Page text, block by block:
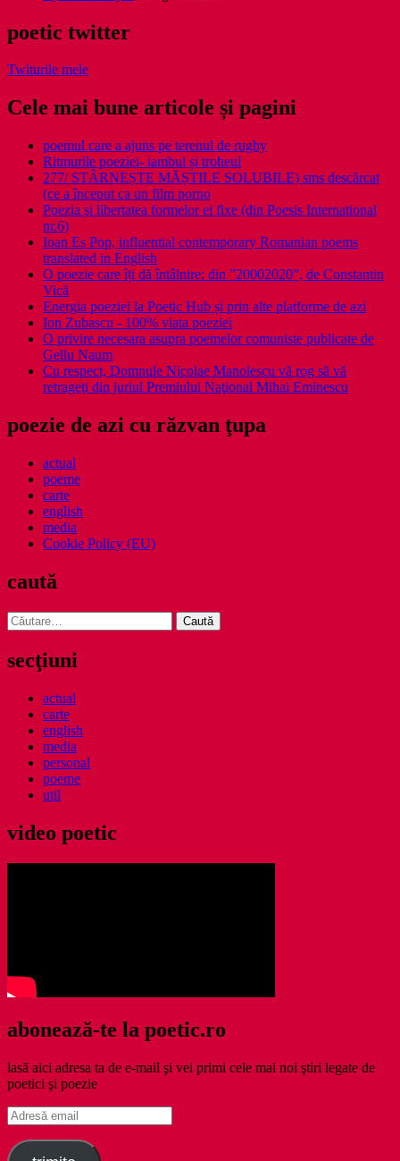
poetic twitter
Twiturile mele
Cele mai bune articole și pagini
poemul care a ajuns pe terenul de rugby
Ritmurile poeziei- iambul și troheul
277/ STÂRNEȘTE MĂȘTILE SOLUBILE) sms descărcat
(ce a început ca un film porno
Poezia şi libertatea formelor ei fixe (din Poesis International
nr.6)
Ioan Es Pop, influential contemporary Romanian poems
translated in English
O poezie care îți dă întâlnire: din ”20002020”, de Constantin
Vică
Energia poeziei la Poetic Hub și prin alte platforme de azi
Ion Zubascu - 100% viata poeziei
O privire necesara asupra poemelor comuniste publicate de
Gellu Naum
Cu respect, Domnule Nicolae Manolescu vă rog să vă
retrageţi din juriul Premiului Naţional Mihai Eminescu
poezie de azi cu răzvan ţupa
actual
poeme
carte
english
media
Cookie Policy (EU)
caută
Caută
după:
secţiuni
actual
carte
english
media
personal
poeme
util
video poetic
abonează-te la poetic.ro
lasă aici adresa ta de e-mail şi vei primi cele mai noi ştiri legate de
poetici şi poezie
Adresă
email